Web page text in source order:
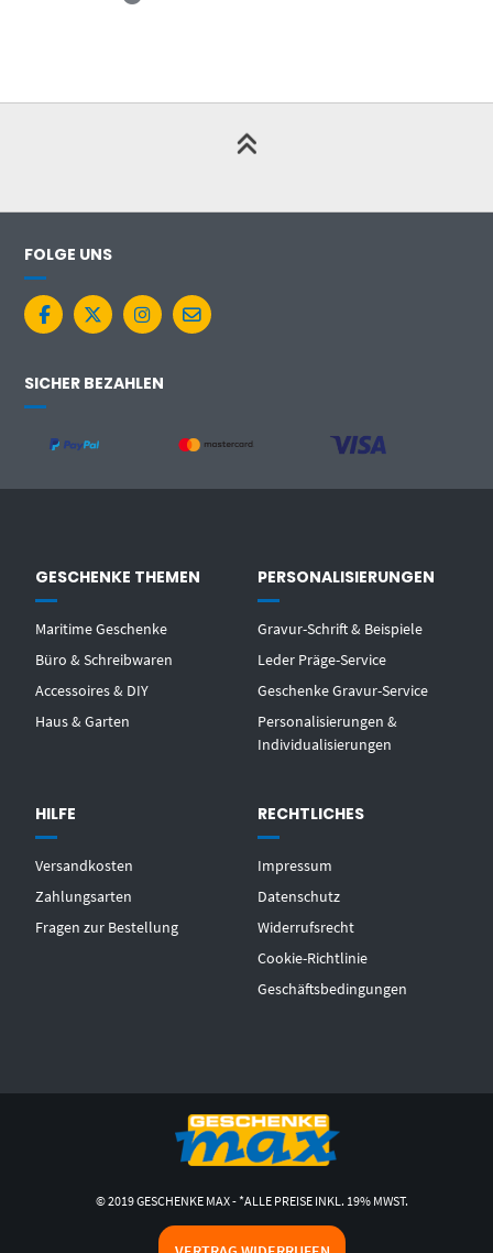
FOLGE UNS
SICHER BEZAHLEN
GESCHENKE THEMEN
Maritime Geschenke
Büro & Schreibwaren
Accessoires & DIY
Haus & Garten
PERSONALISIERUNGEN
Gravur-Schrift & Beispiele
Leder Präge-Service
Geschenke Gravur-Service
Personalisierungen &
Individualisierungen
HILFE
Versandkosten
Zahlungsarten
Fragen zur Bestellung
RECHTLICHES
Impressum
Datenschutz
Widerrufsrecht
Cookie-Richtlinie
Geschäftsbedingungen
© 2019 GESCHENKE MAX - *ALLE PREISE INKL. 19% MWST.